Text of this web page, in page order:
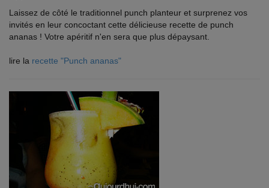
Laissez de côté le traditionnel punch planteur et surprenez vos
invités en leur concoctant cette délicieuse recette de punch
ananas ! Votre apéritif n'en sera que plus dépaysant.
lire la recette "Punch ananas"